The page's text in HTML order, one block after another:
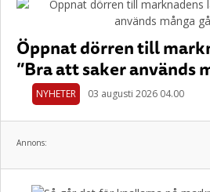
Öppnat dörren till
”Bra att saker används
NYHETER 03 augusti 2026 04.00
Annons: